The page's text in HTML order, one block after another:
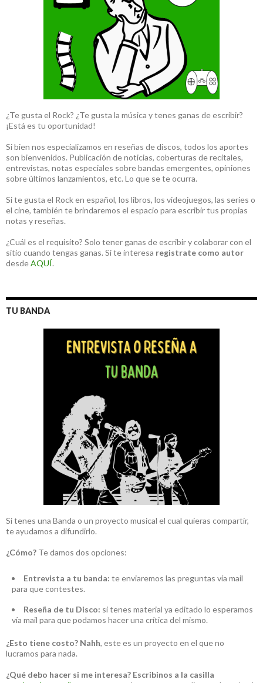
¿Te gusta el Rock? ¿Te gusta la música y tenes ganas de escribir?
¡Está es tu oportunidad!
Si bien nos especializamos en reseñas de discos, todos los aportes
son bienvenidos. Publicación de noticias, coberturas de recitales,
entrevistas, notas especiales sobre bandas emergentes, opiniones
sobre últimos lanzamientos, etc. Lo que se te ocurra.
Si te gusta el Rock en español, los libros, los videojuegos, las series o
el cine, también te brindaremos el espacio para escribir tus propias
notas y reseñas.
¿Cuál es el requisito? Solo tener ganas de escribir y colaborar con el
sitio cuando tengas ganas. Si te interesa registrate como autor
desdeAQUÍ.
TU BANDA
Si tenes una Banda o un proyecto musical el cual quieras compartir,
te ayudamos a difundirlo.
¿Cómo? Te damos dos opciones:
Entrevista a tu banda: te enviaremos las preguntas vía mail
para que contestes.
Reseña de tu Disco: si tenes material ya editado lo esperamos
vía mail para que podamos hacer una crítica del mismo.
¿Esto tiene costo? Nahh, este es un proyecto en el que no
lucramos para nada.
¿Qué debo hacer si me interesa? Escribinos a la casilla